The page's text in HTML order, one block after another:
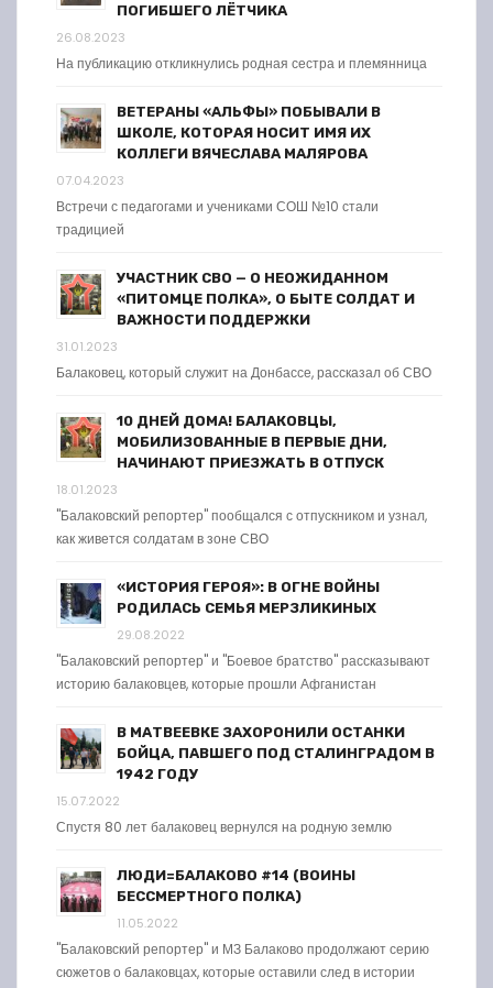
ПОГИБШЕГО ЛЁТЧИКА
26.08.2023
На публикацию откликнулись родная сестра и племянница
ВЕТЕРАНЫ «АЛЬФЫ» ПОБЫВАЛИ В
ШКОЛЕ, КОТОРАЯ НОСИТ ИМЯ ИХ
КОЛЛЕГИ ВЯЧЕСЛАВА МАЛЯРОВА
07.04.2023
Встречи с педагогами и учениками СОШ №10 стали
традицией
УЧАСТНИК СВО — О НЕОЖИДАННОМ
«ПИТОМЦЕ ПОЛКА», О БЫТЕ СОЛДАТ И
ВАЖНОСТИ ПОДДЕРЖКИ
31.01.2023
Балаковец, который служит на Донбассе, рассказал об СВО
10 ДНЕЙ ДОМА! БАЛАКОВЦЫ,
МОБИЛИЗОВАННЫЕ В ПЕРВЫЕ ДНИ,
НАЧИНАЮТ ПРИЕЗЖАТЬ В ОТПУСК
18.01.2023
"Балаковский репортер" пообщался с отпускником и узнал,
как живется солдатам в зоне СВО
«ИСТОРИЯ ГЕРОЯ»: В ОГНЕ ВОЙНЫ
РОДИЛАСЬ СЕМЬЯ МЕРЗЛИКИНЫХ
29.08.2022
"Балаковский репортер" и "Боевое братство" рассказывают
историю балаковцев, которые прошли Афганистан
В МАТВЕЕВКЕ ЗАХОРОНИЛИ ОСТАНКИ
БОЙЦА, ПАВШЕГО ПОД СТАЛИНГРАДОМ В
1942 ГОДУ
15.07.2022
Спустя 80 лет балаковец вернулся на родную землю
ЛЮДИ=БАЛАКОВО #14 (ВОИНЫ
БЕССМЕРТНОГО ПОЛКА)
11.05.2022
"Балаковский репортер" и МЗ Балаково продолжают серию
сюжетов о балаковцах, которые оставили след в истории